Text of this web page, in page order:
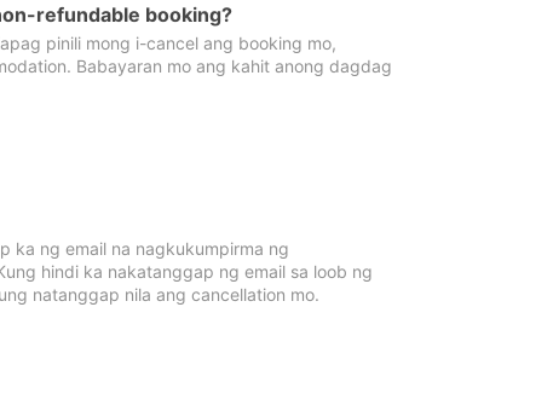
refundable booking?
pinili mong i-cancel ang booking mo,
Babayaran mo ang kahit anong dagdag
ka ng email na nagkukumpirma ng
hindi ka nakatanggap ng email sa loob ng
natanggap nila ang cancellation mo.